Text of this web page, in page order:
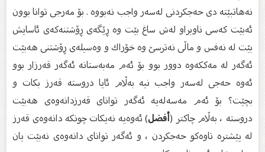
نەهاتبێتە دی حەجكردنی لەسەر واجب نەبووە . بۆ مەرجی توانا بوون
ئەبێت كەسی ناوبراو لەش ساغ بێت وە ڕێگەی ڕۆشتنەكەی ئاسایش
بێت لە نەفس و ماڵی نەترسێ وە خۆراك و وەسیلەی ڕۆشتنی هەبێت
ئەگەر لە مەككەوە دوور بوو بۆ ئەم مەبەستانە ئەگەر قەرزار بوو
ئەوە حەجی لەسەر واجب نیە بەڵام ئایا دروستە قەرز بكات و
بچێت؟ بۆ ئەم مەسەلەیە ئەگەر توانای قەرزدانەوەی هەبێت
دروستە ، بەڵام چاكتر (أفضل) ئەوەیە نەیكات چونكە دانەوەی قەرز
لە پێشترە تاوەكو حەجكردن ، و ئەگەر توانای دانەوەی نەبێت یان